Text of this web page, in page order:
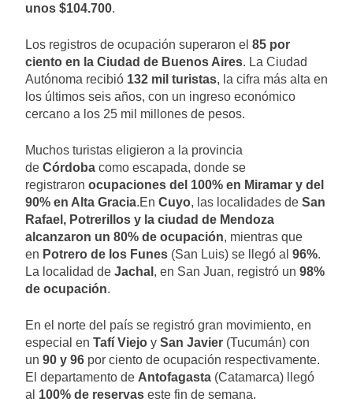
unos $104.700.
Los registros de ocupación superaron el 85 por
ciento en la Ciudad de Buenos Aires. La Ciudad
Autónoma recibió 132 mil turistas, la cifra más alta en
los últimos seis años, con un ingreso económico
cercano a los 25 mil millones de pesos.
Muchos turistas eligieron a la provincia
de Córdoba como escapada, donde se
registraron ocupaciones del 100% en Miramar y del
90% en Alta Gracia.En Cuyo, las localidades de San
Rafael, Potrerillos y la ciudad de Mendoza
alcanzaron un 80% de ocupación, mientras que
en Potrero de los Funes (San Luis) se llegó al 96%.
La localidad de Jachal , en San Juan, registró un 98%
de ocupación.
En el norte del país se registró gran movimiento, en
especial en Tafí Viejo y San Javier (Tucumán) con
un 90 y 96 por ciento de ocupación respectivamente.
El departamento de Antofagasta (Catamarca) llegó
al 100% de reservas este fin de semana.